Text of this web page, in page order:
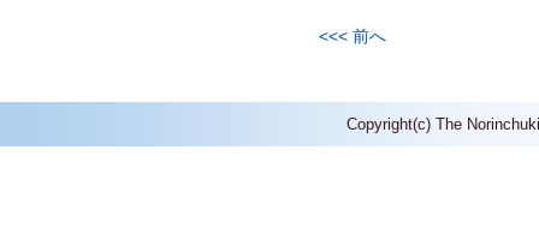
<<< 前へ
Copyright(c) The